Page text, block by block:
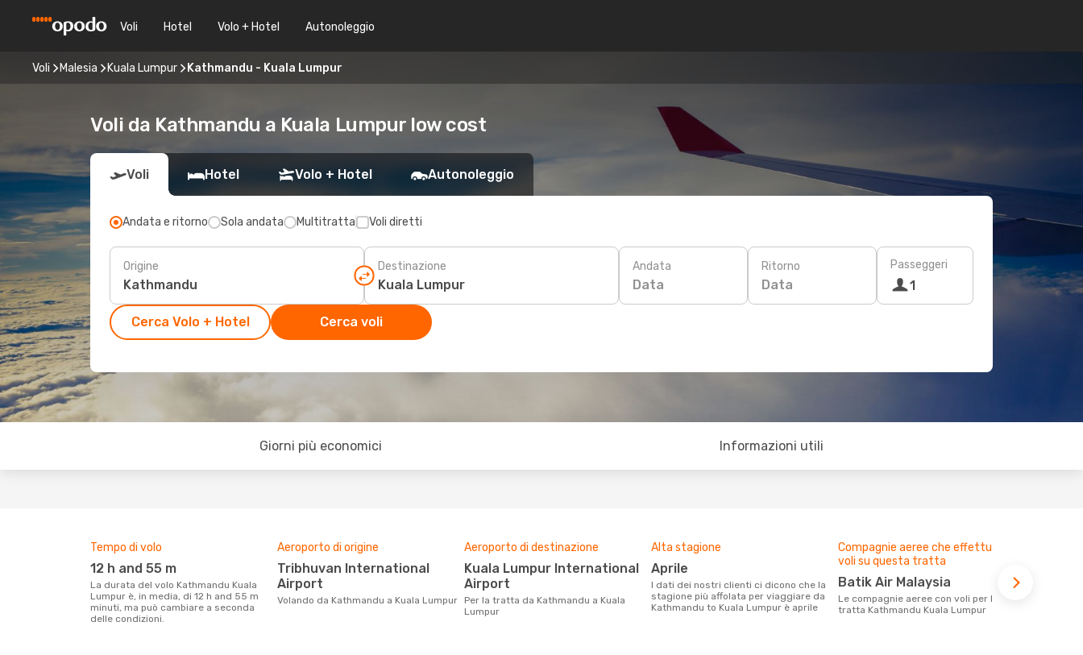
Voli Hotel Volo + Hotel Autonoleggio
Voli Malesia Kuala Lumpur Kathmandu - Kuala Lumpur
Voli da Kathmandu a Kuala Lumpur low cost
Voli Hotel Volo + Hotel Autonoleggio
Andata e ritorno Sola andata Multitratta Voli diretti
Origine Destinazione Andata
Data
Ritorno
Data
Passeggeri
1
Cerca Volo + Hotel Cerca voli
Giorni più economici Informazioni utili
Tempo di volo
12 h and 55 m
La durata del volo Kathmandu Kuala
Lumpur è, in media, di 12 h and 55 m
minuti, ma può cambiare a seconda
delle condizioni.
Aeroporto di origine
Tribhuvan International
Airport
Volando da Kathmandu a Kuala Lumpur
Aeroporto di destinazione
Kuala Lumpur International
Airport
Per la tratta da Kathmandu a Kuala
Lumpur
Alta stagione
aprile
I dati dei nostri clienti ci dicono che la
stagione più affolata per viaggiare da
Kathmandu to Kuala Lumpur è aprile
Compagnie aeree che effettuano
voli su questa tratta
Batik Air Malaysia
Le compagnie aeree con voli per la
tratta Kathmandu Kuala Lumpur